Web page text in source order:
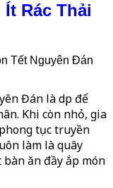
Rác Thải
Tết Nguyên Đán
Đán là dịp để
Khi còn nhỏ, gia
tục truyền
làm là quây
ăn đầy ắp món